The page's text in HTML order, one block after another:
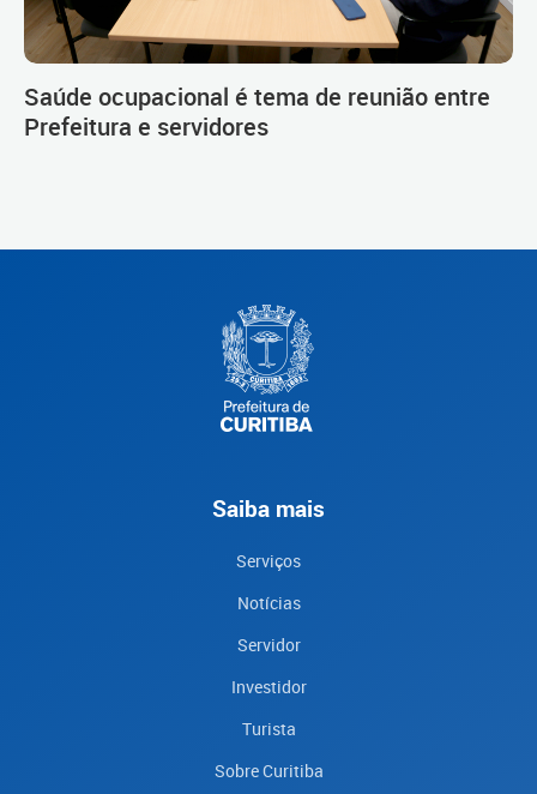
Saúde ocupacional é tema de reunião entre
Prefeitura e servidores
Saiba mais
Serviços
Notícias
Servidor
Investidor
Turista
Sobre Curitiba